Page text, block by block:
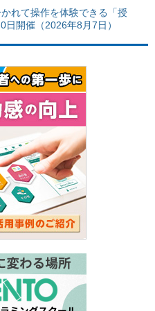
れて操作を体験できる「授
開催（2026年8月7日）